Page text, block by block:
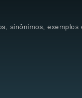
sinônimos, exemplos